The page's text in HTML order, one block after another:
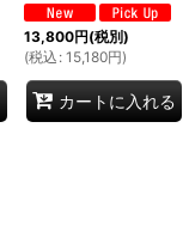
13,800円(税別)
(税込 : 15,180円)
カートに入れる